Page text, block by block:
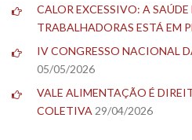
CALOR EXCESSIVO: A
TRABALHADORAS ESTÁ EM
IV CONGRESSO NACIONAL
05/05/2026
VALE ALIMENTAÇÃO É
COLETIVA 29/04/2026